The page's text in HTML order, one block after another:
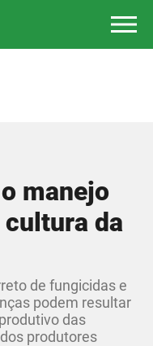
manejo
cultura da
de fungicidas e
podem resultar
das
produtores